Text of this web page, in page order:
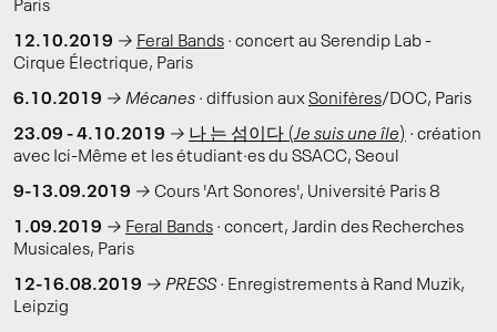
Paris
12.10.2019 → Feral Bands · concert au Serendip Lab -
Cirque Électrique, Paris
6.10.2019 → Mécanes · diffusion auxSonifères/DOC, Paris
23.09 - 4.10.2019 → 나 는 섬이다 (Je suis une île) · création
avec Ici-Même et les étudiant·es du SSACC, Seoul
9-13.09.2019 → Cours 'Art Sonores', Université Paris 8
1.09.2019 → Feral Bands · concert, Jardin des Recherches
Musicales, Paris
12-16.08.2019 → PRESS · Enregistrements à Rand Muzik,
Leipzig